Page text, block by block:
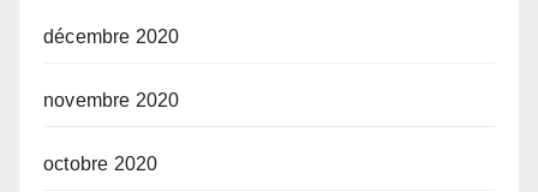
décembre 2020
novembre 2020
octobre 2020